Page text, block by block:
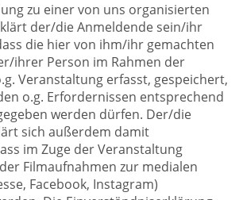
zu einer von uns organisierten
der/die Anmeldende sein/ihr
die hier von ihm/ihr gemachten
ihrer Person im Rahmen der
Veranstaltung erfasst, gespeichert,
o.g. Erfordernissen entsprechend
werden dürfen. Der/die
sich außerdem damit
im Zuge der Veranstaltung
Filmaufnahmen zur medialen
Facebook, Instagram)